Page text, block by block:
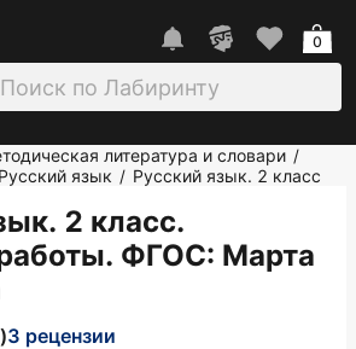
0
литература и словари /
Русский язык / Русский язык. 2 класс
2 класс.
ФГОС: Марта
3 рецензии